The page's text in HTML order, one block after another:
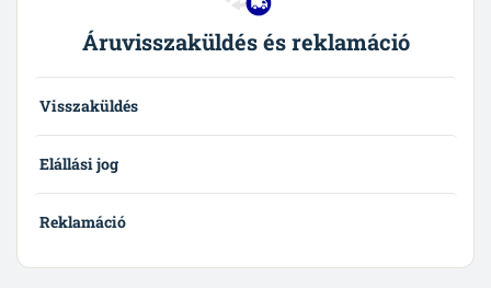
Áruvisszaküldés és reklamáció
Visszaküldés
Elállási jog
Reklamáció